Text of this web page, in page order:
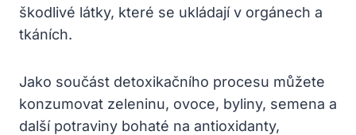
škodlivé látky, které se ukládají v orgánech a
tkáních.
Jako součást detoxikačního procesu můžete
konzumovat zeleninu, ovoce, byliny, semena a
další potraviny bohaté na antioxidanty,